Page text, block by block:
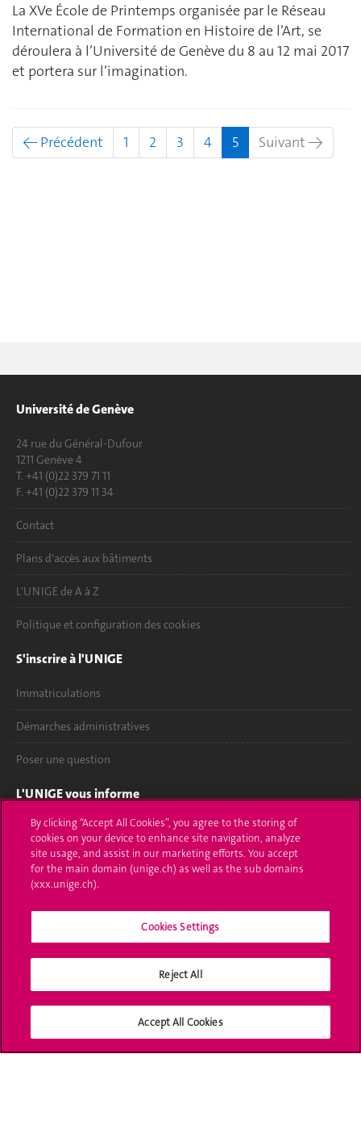
La XVe École de Printemps organisée par le Réseau
International de Formation en Histoire de l’Art, se
déroulera à l’Université de Genève du 8 au 12 mai 2017
et portera sur l’imagination.
← Précédent 1 2 3 4 5(actuel)Suivant →
Université de Genève
24 rue du Général-Dufour
1211 Genève 4
T. +41 (0)22 379 71 11
F. +41 (0)22 379 11 34
Contact
Plans d'accès aux bâtiments
L'UNIGE de A à Z
Politique et configuration des cookies
S'inscrire à l'UNIGE
Immatriculations
Démarches administratives
Poser une question
L'UNIGE vous informe
UNIGE Mobile
Médias
Offres d'emploi
Calendrier académique
Médias sociaux UNIGE
By clicking “Accept All Cookies”, you agree to the storing of
cookies on your device to enhance site navigation, analyze
site usage, and assist in our marketing efforts. You accept
for the main domain (unige.ch) as well as the sub domains
(xxx.unige.ch).
Cookies Settings
Reject All
Accept All Cookies